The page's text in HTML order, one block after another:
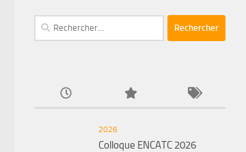
Rechercher :
2026
Colloque ENCATC 2026